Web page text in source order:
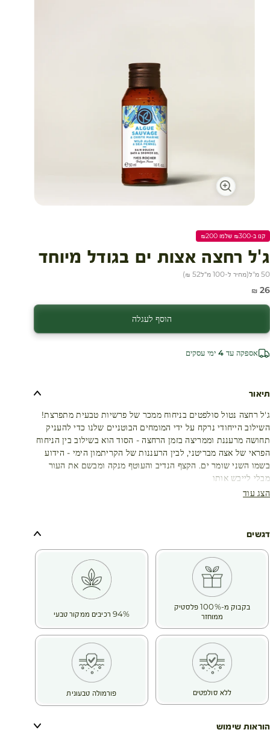
עגלת קניות
קנו ב-₪300 שלמו ₪200
ג'ל רחצה אצות ים בגודל מיוחד
50 מ"ל (מחיר ל-100 מ״ל 52 ₪
)
מחיר מבצע
26 ₪
הוסף לעגלה
אספקה עד 4 ימי עסקים
תיאור
ג'ל רחצה נטול סולפטים בניחוח ממכר של פרשיות טבעית מתפרצת!
השילוב הייחודי נרקח על ידי המומחים הבוטניים שלנו כדי להעניק
תחושה מרעננת וממריצה בזמן הרחצה - הסוד הוא בשילוב בין הניחוח
הפראי של אצה מבריטני, לבין הרעננות של הקריתמון הימי - הידוע
בשמו השני שומר ים. הקצף הנדיב והעוטף מנקה ומבשם את העור
מבלי לייבש אותו
הצג עוד
דגשים
בקבוק מ-100% פלסטיק
ממוחזר
94% רכיבים ממקור טבעי
ללא סולפטים פורמולה טבעונית
הוראות שימוש